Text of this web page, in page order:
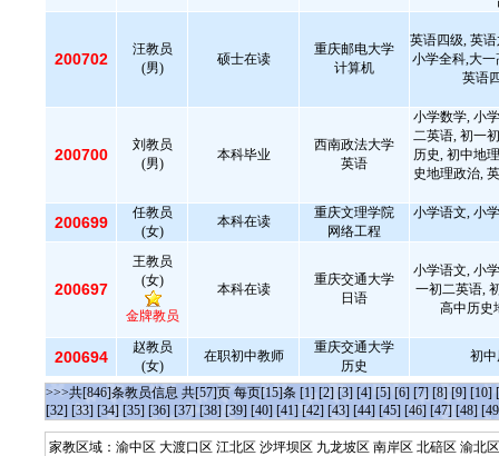
200702
汪教员
(男)
硕士在读
重庆邮电大学
计算机
英语四级, 英
小学全科,大
英语
200700
刘教员
(男)
本科毕业
西南政法大学
英语
小学数学, 小
二英语, 初一
历史, 初中地
史地理政治,
200699
任教员
(女)
本科在读
重庆文理学院
网络工程
小学语文, 小
200697
王教员
(女)
金牌教员
本科在读
重庆交通大学
日语
小学语文, 小
一初二英语,
高中历史
200694
赵教员
(女)
在职初中教师
重庆交通大学
历史
初
>>>共[846]条教员信息 共[57]页 每页[15]条 [1] [2] [3] [4] [5] [6] [7] [8] [9] [10]
[32] [33] [34] [35] [36] [37] [38] [39] [40] [41] [42] [43] [44] [45] [46] [47] [48]
家教区域： 渝中区 大渡口区 江北区 沙坪坝区 九龙坡区 南岸区 北碚区 渝北区